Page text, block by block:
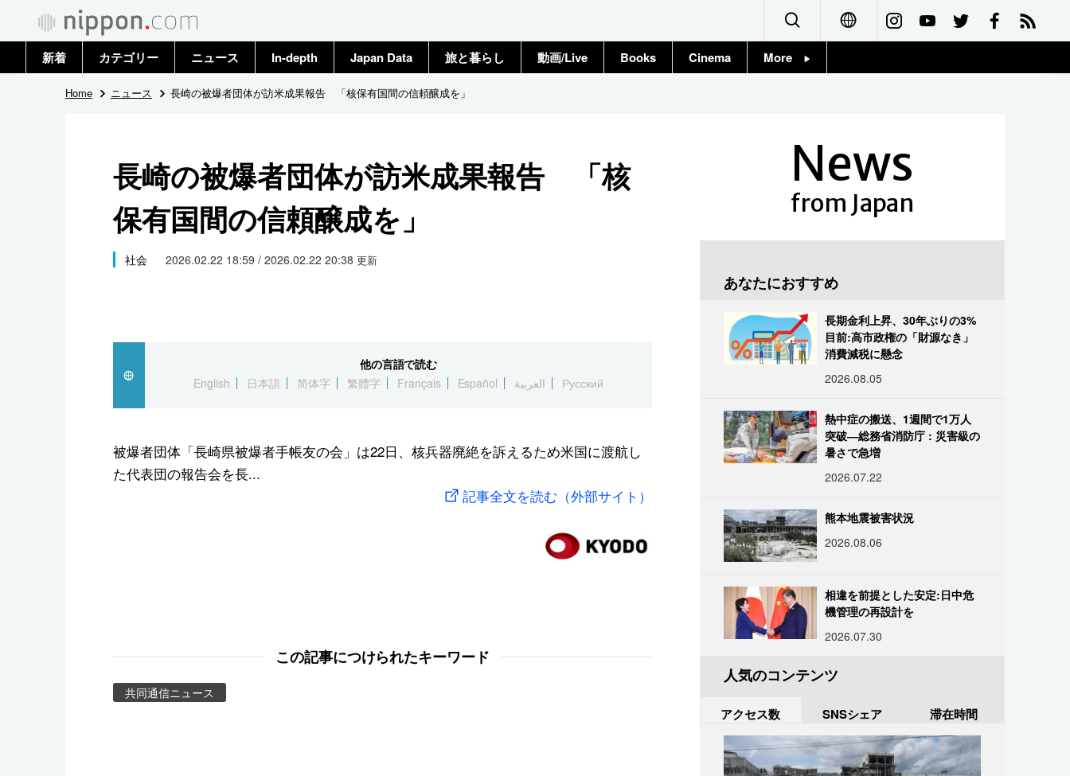
Français
新着 カテゴリー
政治・外交
国際
社会
文化
スポーツ・東京2020
ニュース
トップ
In-depth Japan Data 旅と暮らし 動画/Live Books Cinema More
Home ニュース 長崎の被爆者団体が訪米成果報告 「核保有国間の信頼醸成を」
長崎の被爆者団体が訪米成果報告 「核
保有国間の信頼醸成を」
社会 2026.02.22 18:59 / 2026.02.22 20:38 更新
他の言語で読む
English
日本語 简体字 繁體字 Français Español العربية Русский
被爆者団体「長崎県被爆者手帳友の会」は22日、核兵器廃絶を訴えるため米国に渡航し
た代表団の報告会を長...
記事全文を読む（外部サイト）
この記事につけられたキーワード
共同通信ニュース
News
from Japan
あなたにおすすめ
長期金利上昇、30年ぶりの3%
目前:高市政権の「財源なき」
消費減税に懸念
2026.08.05
熱中症の搬送、1週間で1万人
突破―総務省消防庁 : 災害級の
暑さで急増
2026.07.22
熊本地震被害状況
2026.08.06
相違を前提とした安定:日中危
機管理の再設計を
2026.07.30
人気のコンテンツ
アクセス数 SNSシェア 滞在時間